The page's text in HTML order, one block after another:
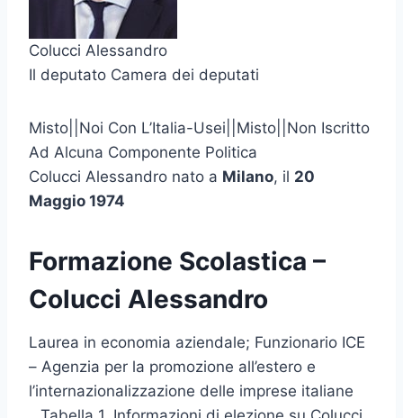
Colucci Alessandro
Il deputato Camera dei deputati
Misto||Noi Con L’Italia-Usei||Misto||Non Iscritto
Ad Alcuna Componente Politica
Colucci Alessandro nato a Milano, il 20
Maggio 1974
Formazione Scolastica –
Colucci Alessandro
Laurea in economia aziendale; Funzionario ICE
– Agenzia per la promozione all’estero e
l’internazionalizzazione delle imprese italiane